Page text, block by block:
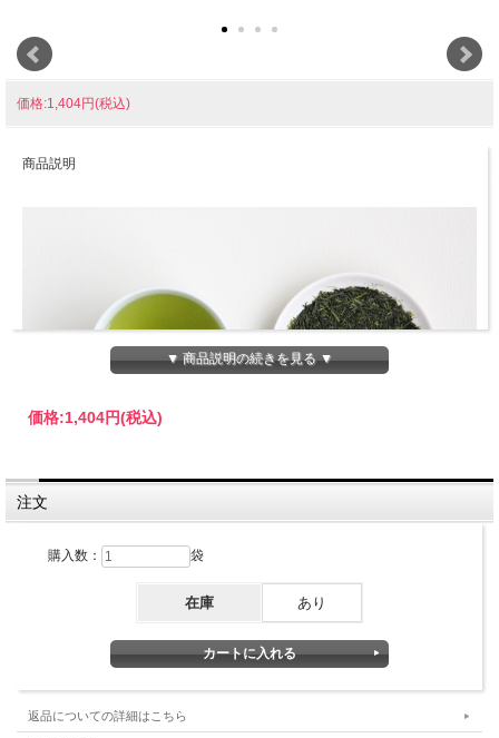
価格:1,404円(税込)
商品説明
鹿児島県知覧産のゆたかみどり品種の煎茶です。
『知覧茶ゆたかみどりは、香りゆたか コクゆたか。』
なんといっても深いコクと共に押し寄せる、甘く強い香りが売
ゆたかみどり品種の強火に耐えられるという特性を生かし、茶香
を大切にした強火仕上げで、個性的な甘く強い香りを最大限に引
き出しています。
▼ 商品説明の続きを見る ▼
価格:1,404円(税込)
注文
購入数： 袋
在庫 あり
返品についての詳細はこちら